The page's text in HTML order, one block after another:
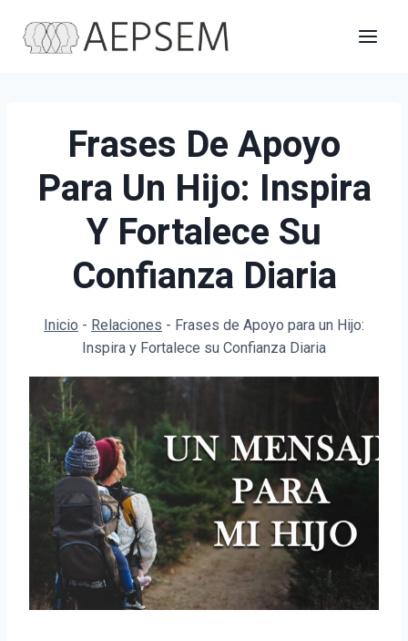
Frases De Apoyo
Para Un Hijo: Inspira
Y Fortalece Su
Confianza Diaria
Inicio - Relaciones - Frases de Apoyo para un Hijo:
Inspira y Fortalece su Confianza Diaria